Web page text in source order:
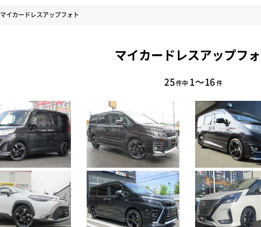
マイカードレスアップフォト
マイカードレスアップフ
25件中 1～16件